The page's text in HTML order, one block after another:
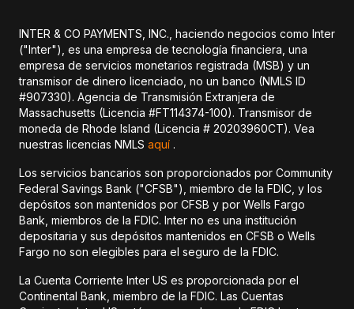
INTER & CO PAYMENTS, INC., haciendo negocios como Inter
("Inter"), es una empresa de tecnología financiera, una
empresa de servicios monetarios registrada (MSB) y un
transmisor de dinero licenciado, no un banco (NMLS ID
#907330). Agencia de Transmisión Extranjera de
Massachusetts (Licencia #FT114374-100). Transmisor de
moneda de Rhode Island (Licencia # 20203960CT). Vea
nuestras licencias NMLS aquí .
Los servicios bancarios son proporcionados por Community
Federal Savings Bank ("CFSB"), miembro de la FDIC, y los
depósitos son mantenidos por CFSB y por Wells Fargo
Bank, miembros de la FDIC. Inter no es una institución
depositaria y sus depósitos mantenidos en CFSB o Wells
Fargo no son elegibles para el seguro de la FDIC.
La Cuenta Corriente Inter US es proporcionada por el
Continental Bank, miembro de la FDIC. Las Cuentas